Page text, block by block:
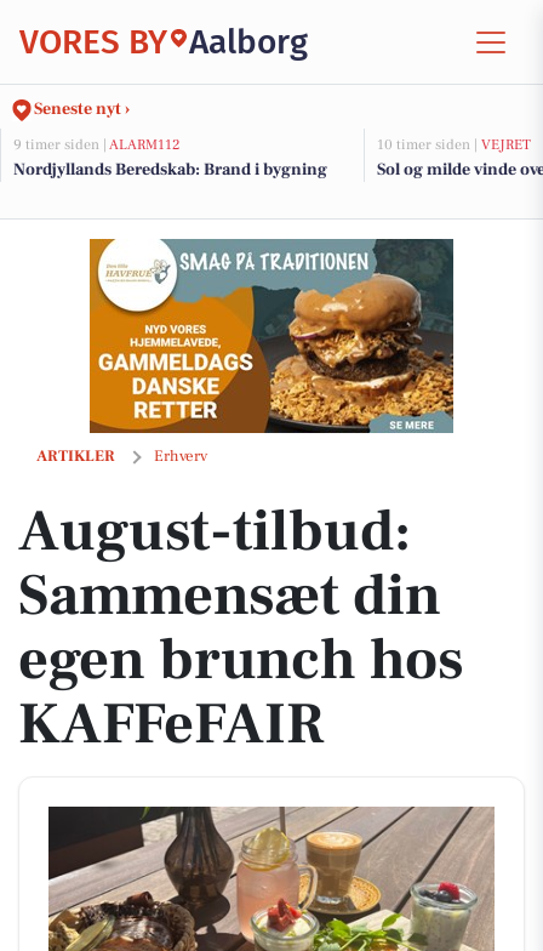
VORES BY Aalborg
Seneste nyt ›
9 timer siden | ALARM112
Nordjyllands Beredskab: Brand i bygning
10 timer siden | VEJRET
Sol og milde vinde
ARTIKLER Erhverv
August-tilbud: Sammensæt din egen brunch hos KAFFeFAIR
August-tilbud:
Sammensæt din
egen brunch hos
KAFFeFAIR